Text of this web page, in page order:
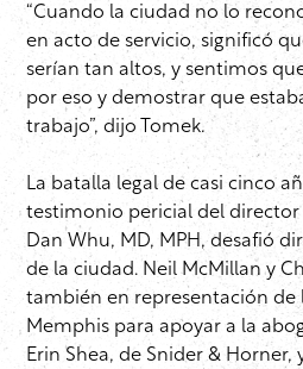
“Cuando la ciudad no lo
en acto de servicio, significó
serían tan altos, y sentimos
por eso y demostrar que
trabajo”, dijo Tomek.
La batalla legal de casi cinco
testimonio pericial del director
Dan Whu, MD, MPH, desafió
de la ciudad. Neil McMillan y
también en representación de
Memphis para apoyar a la
Erin Shea, de Snider &